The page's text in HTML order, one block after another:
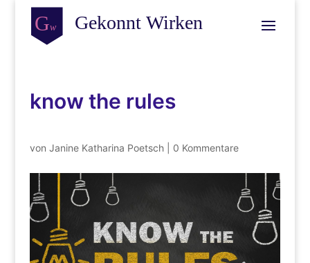
know the rules
von Janine Katharina Poetsch| 0 Kommentare